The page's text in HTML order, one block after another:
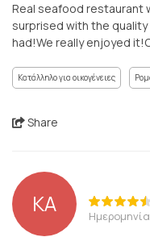
Real seafood restaurant
surprised with the
had!We really enjoyed
Κατάλληλο για οικογένειες
Share
KA